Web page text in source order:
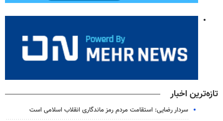
تازه‌ترین اخبار
سردار رضایی: استقامت مردم رمز ماندگاری انقلاب اسلامی است